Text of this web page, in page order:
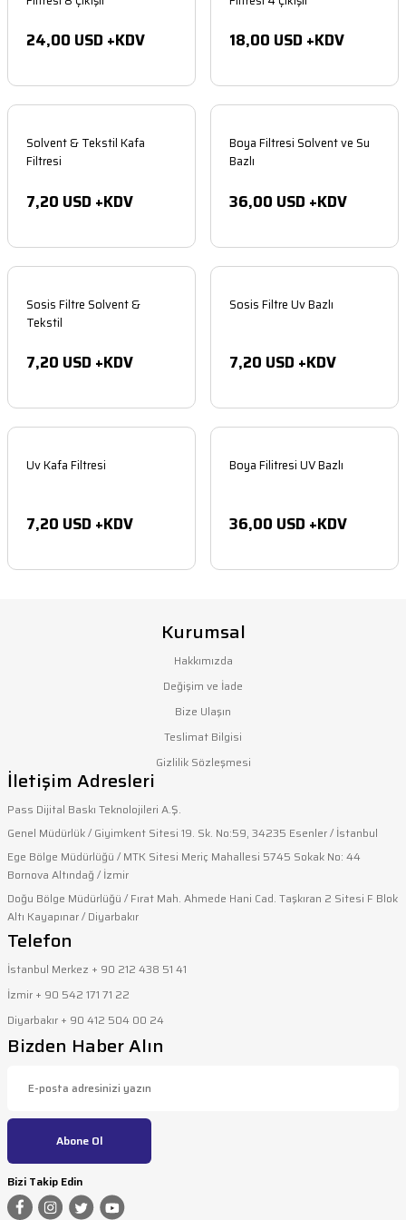
Parçaları
Parçaları
Parçaları
Parçaları
Makinesi Parçaları
24,00 USD +KDV 18,00 USD +KDV
Solvent & Tekstil Kafa
Filtresi
7,20 USD +KDV
Boya Filtresi Solvent ve Su
Bazlı
36,00 USD +KDV
Sosis Filtre Solvent &
Tekstil
7,20 USD +KDV
Sosis Filtre Uv Bazlı
7,20 USD +KDV
Uv Kafa Filtresi
7,20 USD +KDV
Boya Filitresi UV Bazlı
36,00 USD +KDV
Kurumsal
Hakkımızda
Değişim ve İade
Bize Ulaşın
Teslimat Bilgisi
Gizlilik Sözleşmesi
İletişim Adresleri
Pass Dijital Baskı Teknolojileri A.Ş.
Genel Müdürlük / Giyimkent Sitesi 19. Sk. No:59, 34235 Esenler / İstanbul
Ege Bölge Müdürlüğü / MTK Sitesi Meriç Mahallesi 5745 Sokak No: 44
Bornova Altındağ / İzmir
Doğu Bölge Müdürlüğü / Fırat Mah. Ahmede Hani Cad. Taşkıran 2 Sitesi F Blok
Altı Kayapınar / Diyarbakır
Telefon
İstanbul Merkez + 90 212 438 51 41
İzmir + 90 542 171 71 22
Diyarbakır + 90 412 504 00 24
Bizden Haber Alın
Abone Ol
Bizi Takip Edin